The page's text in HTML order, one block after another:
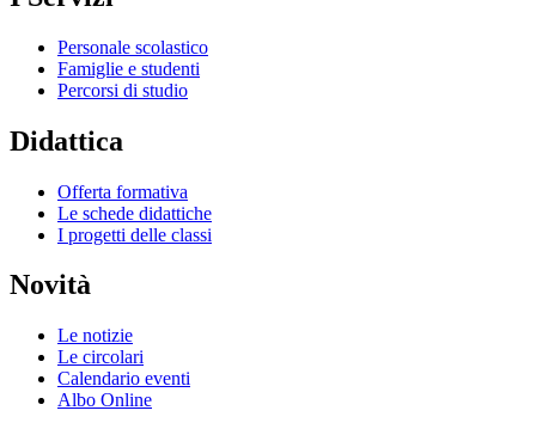
Personale scolastico
Famiglie e studenti
Percorsi di studio
Didattica
Offerta formativa
Le schede didattiche
I progetti delle classi
Novità
Le notizie
Le circolari
Calendario eventi
Albo Online